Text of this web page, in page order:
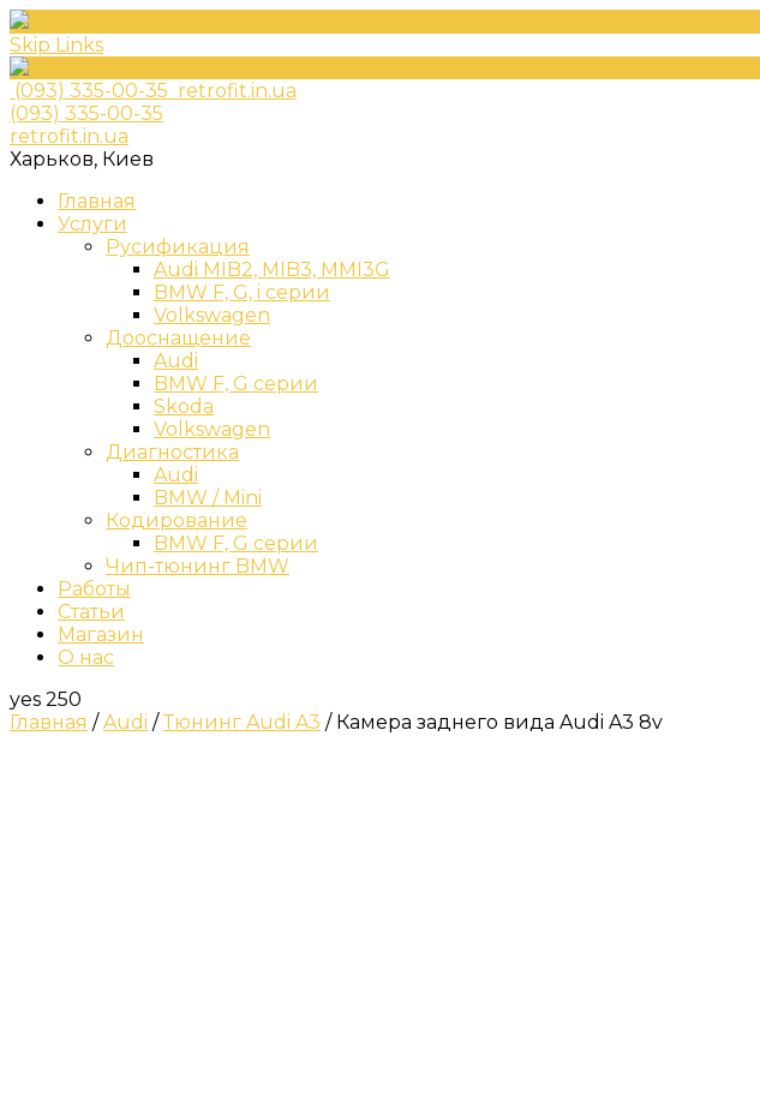
Skip Links
(093) 335-00-35 retrofit.in.ua
(093) 335-00-35
retrofit.in.ua
Харьков, Киев
Главная
Услуги
Русификация
Audi MIB2, MIB3, MMI3G
BMW F, G, i серии
Volkswagen
Дооснащение
Audi
BMW F, G серии
Skoda
Volkswagen
Диагностика
Audi
BMW / Mini
Кодирование
BMW F, G серии
Чип-тюнинг BMW
Работы
Статьи
Магазин
О нас
yes 250
Главная /Audi /Тюнинг Audi A3 / Камера заднего вида Audi A3 8v